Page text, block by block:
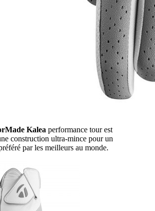
Kalea performance tour est
construction ultra-mince pour un
par les meilleurs au monde.